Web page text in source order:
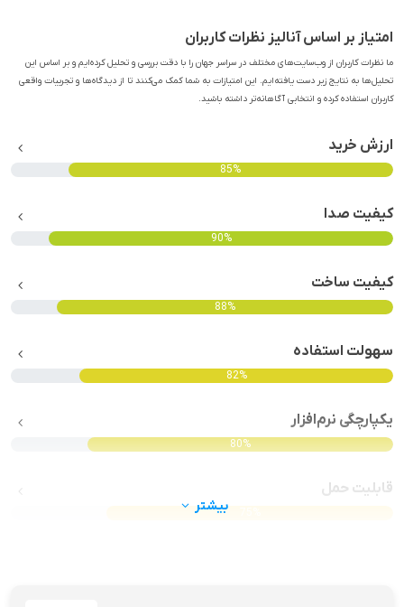
امتیاز بر اساس آنالیز نظرات کاربران
ما نظرات کاربران از وب‌سایت‌های مختلف در سراسر جهان را با دقت بررسی و تحلیل کرده‌ایم و بر اساس این
تحلیل‌ها به نتایج زیر دست یافته‌ایم. این امتیازات به شما کمک می‌کنند تا از دیدگاه‌ها و تجربیات واقعی
کاربران استفاده کرده و انتخابی آگاهانه‌تر داشته باشید.
ارزش خرید
85%
کیفیت صدا
90%
کیفیت ساخت
88%
سهولت استفاده
82%
یکپارچگی نرم‌افزار
80%
قابلیت حمل
بیشتر